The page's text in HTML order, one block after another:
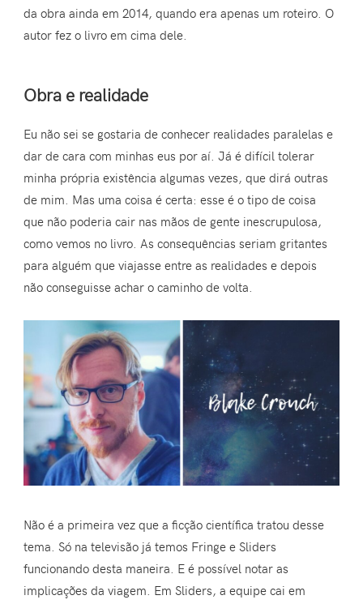
da obra ainda em 2014, quando era apenas um roteiro. O
autor fez o livro em cima dele.
Obra e realidade
Eu não sei se gostaria de conhecer realidades paralelas e
dar de cara com minhas eus por aí. Já é difícil tolerar
minha própria existência algumas vezes, que dirá outras
de mim. Mas uma coisa é certa: esse é o tipo de coisa
que não poderia cair nas mãos de gente inescrupulosa,
como vemos no livro. As consequências seriam gritantes
para alguém que viajasse entre as realidades e depois
não conseguisse achar o caminho de volta.
Não é a primeira vez que a ficção científica tratou desse
tema. Só na televisão já temos Fringe e Sliders
funcionando desta maneira. E é possível notar as
implicações da viagem. Em Sliders, a equipe cai em